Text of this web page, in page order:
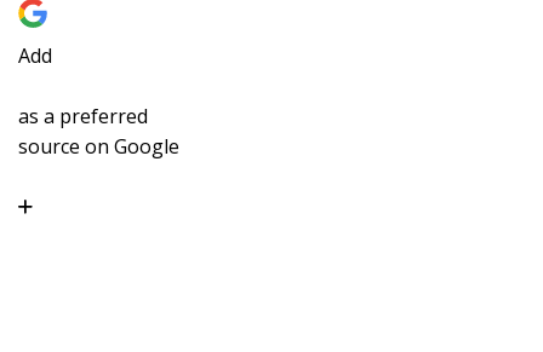
Add
as a preferred
source on Google